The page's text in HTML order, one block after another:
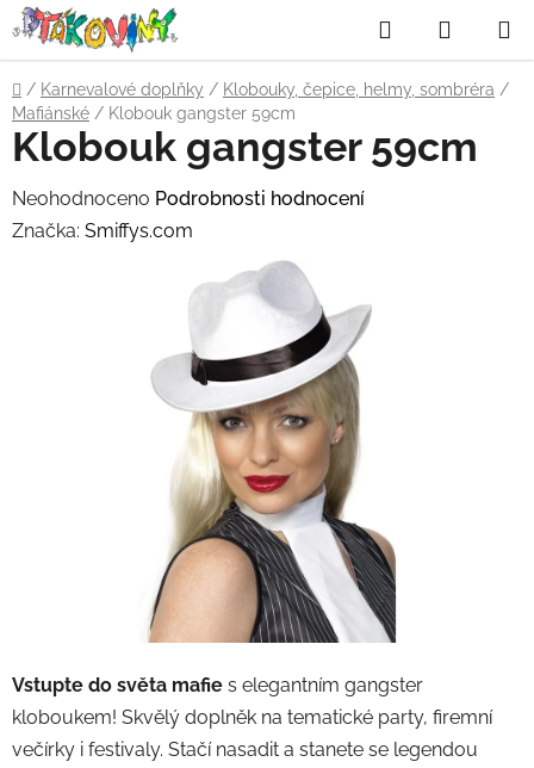
Přejít
na
obsah
Hledat
KOŠÍK
Domů
/ Karnevalové doplňky / Klobouky, čepice, helmy, sombréra /
Mafiánské / Klobouk gangster 59cm
Vstupte do světa mafie s elegantním gangster
kloboukem! Skvělý doplněk na tematické party, firemní
večírky i festivaly. Stačí nasadit a stanete se legendou
Klobouk gangster 59cm
Průměrné
hodnocení
Neohodnoceno Podrobnosti hodnocení
Značka: Smiffys.com